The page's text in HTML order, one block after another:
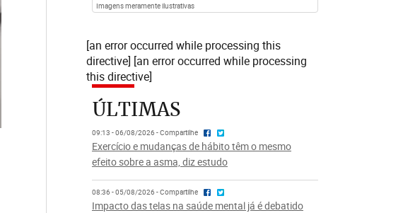
Imagens meramente ilustrativas
[an error occurred while processing this
directive] [an error occurred while processing
this directive]
ÚLTIMAS
09:13 - 06/08/2026 - Compartilhe
Exercício e mudanças de hábito têm o mesmo
efeito sobre a asma, diz estudo
08:36 - 05/08/2026 - Compartilhe
Impacto das telas na saúde mental já é debatido